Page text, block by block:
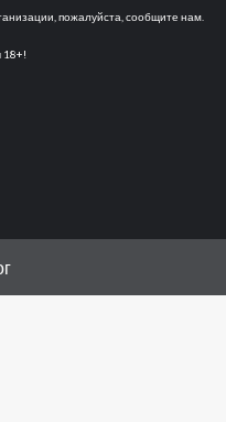
пожалуйста, сообщите нам.
18+!